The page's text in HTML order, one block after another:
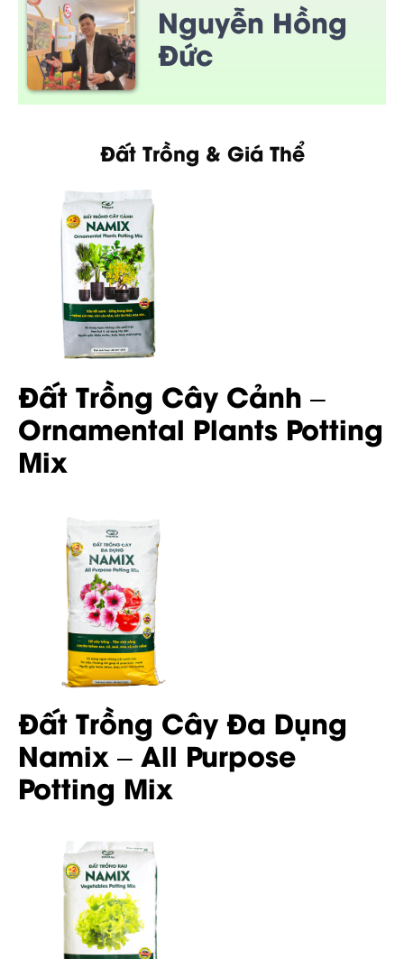
Nguyễn Hồng
Đức
Đất Trồng & Giá Thể
Đất Trồng Cây Cảnh –
Ornamental Plants Potting
Mix
Đất Trồng Cây Đa Dụng
Namix – All Purpose
Potting Mix